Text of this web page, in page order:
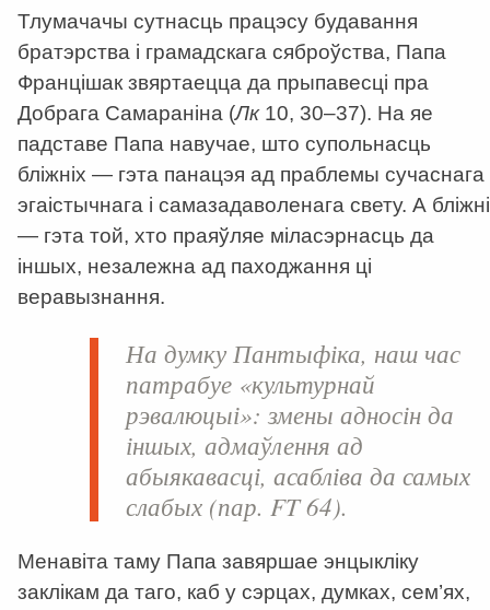
Тлумачачы сутнасць працэсу будавання
братэрства і грамадскага сяброўства, Папа
Францішак звяртаецца да прыпавесці пра
Добрага Самараніна (Лк10, 30–37). На яе
падставе Папа навучае, што супольнасць
бліжніх — гэта панацэя ад праблемы сучаснага
эгаістычнага і самазадаволенага свету. А бліжні
— гэта той, хто праяўляе міласэрнасць да
іншых, незалежна ад паходжання ці
веравызнання.
На думку Пантыфіка, наш час
патрабуе «культурнай
рэвалюцыі»: змены адносін да
іншых, адмаўлення ад
абыякавасці, асабліва да самых
слабых (пар. FT64).
Менавіта таму Папа завяршае энцыкліку
заклікам да таго, каб у сэрцах, думках, сем’ях,